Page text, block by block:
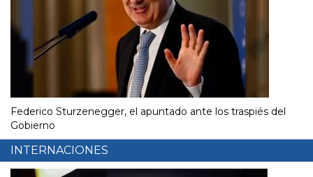
Federico Sturzenegger, el apuntado ante los traspiés del
Gobierno
INTERNACIONES